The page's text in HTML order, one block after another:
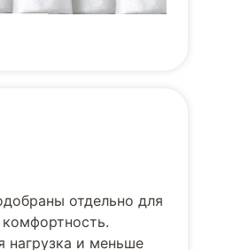
отдельно для
нагрузка и меньше